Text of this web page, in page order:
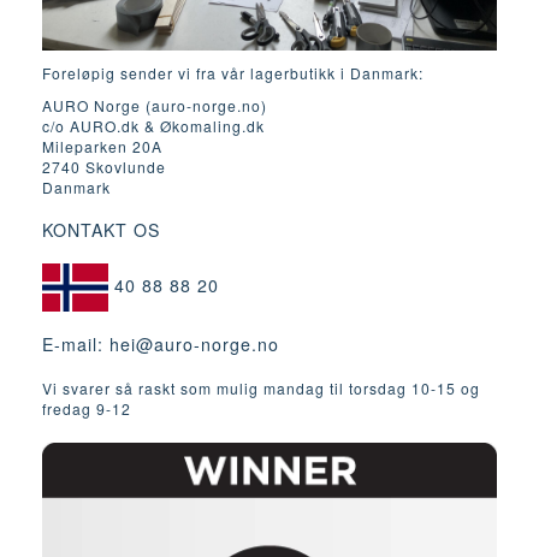
Foreløpig sender vi fra vår lagerbutikk i Danmark:
AURO Norge (auro-norge.no)
c/o AURO.dk & Økomaling.dk
Mileparken 20A
2740 Skovlunde
Danmark
KONTAKT OS
40 88 88 20
E-mail: hei@auro-norge.no
Vi svarer så raskt som mulig mandag til torsdag 10-15 og
fredag ​​9-12